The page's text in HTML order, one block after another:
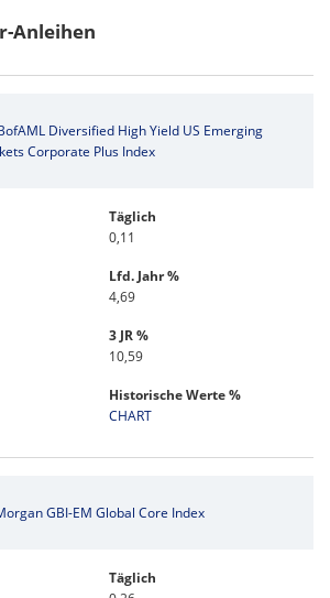
Anleihen
Diversified High Yield US Emerging
Corporate Plus Index
Täglich
0,11
Lfd. Jahr %
4,69
3 JR %
10,59
Historische Werte %
CHART
GBI-EM Global Core Index
Täglich